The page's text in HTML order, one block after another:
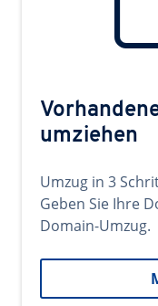
umziehen
Umzug in 3
Geben Sie Ihre
Domain-Umzug.